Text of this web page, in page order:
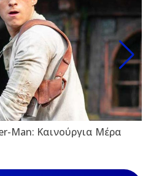
Man: Καινούργια Μέρα